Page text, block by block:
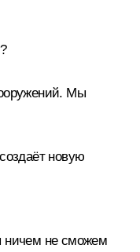
Мы
новую
ничем не сможем